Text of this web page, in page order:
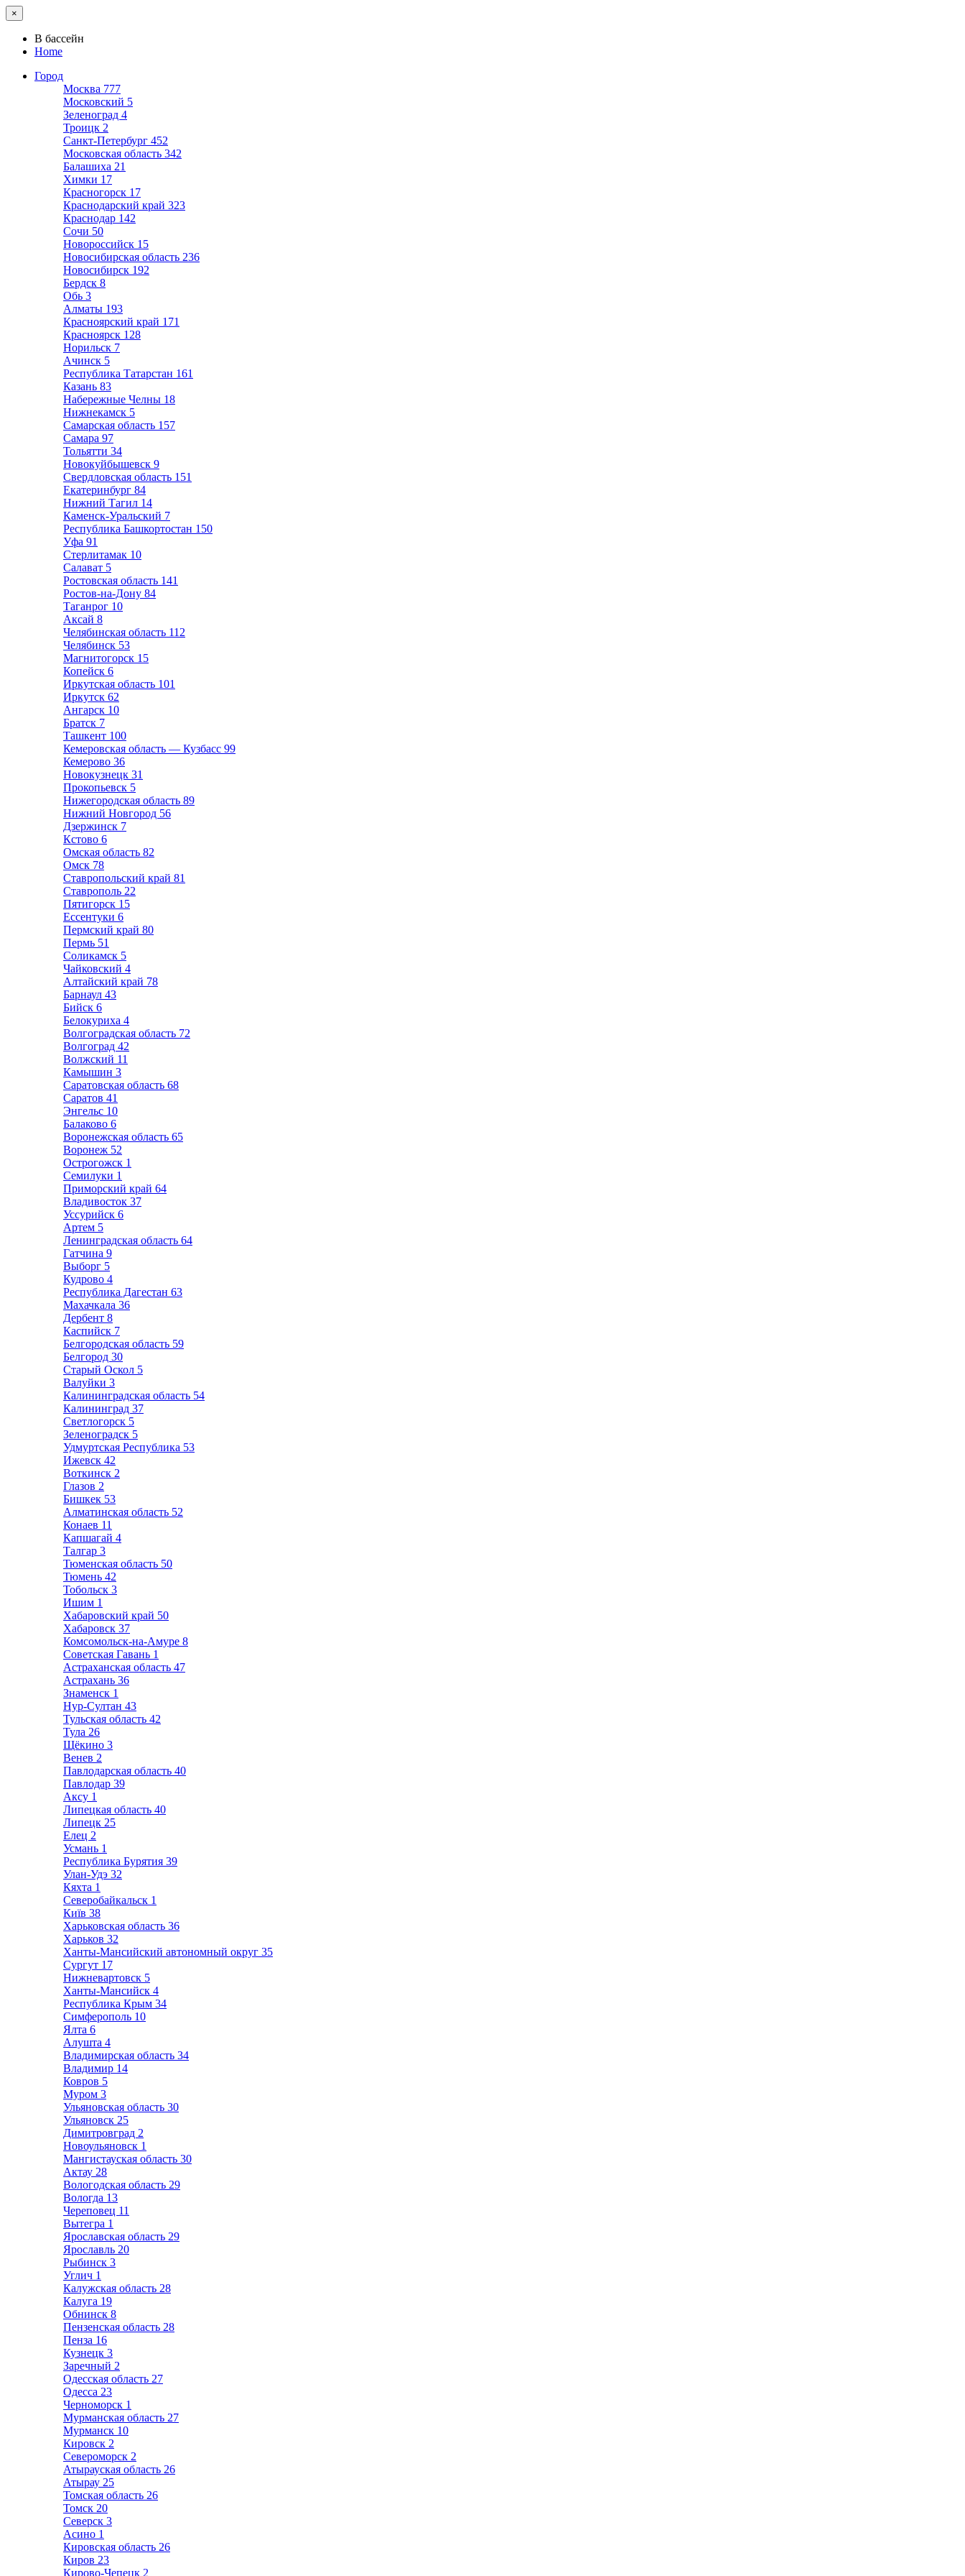
×
В бассейн
Home
Город
Москва 777
Московский 5
Зеленоград 4
Троицк 2
Санкт-Петербург 452
Московская область 342
Балашиха 21
Химки 17
Красногорск 17
Краснодарский край 323
Краснодар 142
Сочи 50
Новороссийск 15
Новосибирская область 236
Новосибирск 192
Бердск 8
Обь 3
Алматы 193
Красноярский край 171
Красноярск 128
Норильск 7
Ачинск 5
Республика Татарстан 161
Казань 83
Набережные Челны 18
Нижнекамск 5
Самарская область 157
Самара 97
Тольятти 34
Новокуйбышевск 9
Свердловская область 151
Екатеринбург 84
Нижний Тагил 14
Каменск-Уральский 7
Республика Башкортостан 150
Уфа 91
Стерлитамак 10
Салават 5
Ростовская область 141
Ростов-на-Дону 84
Таганрог 10
Аксай 8
Челябинская область 112
Челябинск 53
Магнитогорск 15
Копейск 6
Иркутская область 101
Иркутск 62
Ангарск 10
Братск 7
Ташкент 100
Кемеровская область — Кузбасс 99
Кемерово 36
Новокузнецк 31
Прокопьевск 5
Нижегородская область 89
Нижний Новгород 56
Дзержинск 7
Кстово 6
Омская область 82
Омск 78
Ставропольский край 81
Ставрополь 22
Пятигорск 15
Ессентуки 6
Пермский край 80
Пермь 51
Соликамск 5
Чайковский 4
Алтайский край 78
Барнаул 43
Бийск 6
Белокуриха 4
Волгоградская область 72
Волгоград 42
Волжский 11
Камышин 3
Саратовская область 68
Саратов 41
Энгельс 10
Балаково 6
Воронежская область 65
Воронеж 52
Острогожск 1
Семилуки 1
Приморский край 64
Владивосток 37
Уссурийск 6
Артем 5
Ленинградская область 64
Гатчина 9
Выборг 5
Кудрово 4
Республика Дагестан 63
Махачкала 36
Дербент 8
Каспийск 7
Белгородская область 59
Белгород 30
Старый Оскол 5
Валуйки 3
Калининградская область 54
Калининград 37
Светлогорск 5
Зеленоградск 5
Удмуртская Республика 53
Ижевск 42
Воткинск 2
Глазов 2
Бишкек 53
Алматинская область 52
Конаев 11
Капшагай 4
Талгар 3
Тюменская область 50
Тюмень 42
Тобольск 3
Ишим 1
Хабаровский край 50
Хабаровск 37
Комсомольск-на-Амуре 8
Советская Гавань 1
Астраханская область 47
Астрахань 36
Знаменск 1
Нур-Султан 43
Тульская область 42
Тула 26
Щёкино 3
Венев 2
Павлодарская область 40
Павлодар 39
Аксу 1
Липецкая область 40
Липецк 25
Елец 2
Усмань 1
Республика Бурятия 39
Улан-Удэ 32
Кяхта 1
Северобайкальск 1
Київ 38
Харьковская область 36
Харьков 32
Ханты-Мансийский автономный округ 35
Сургут 17
Нижневартовск 5
Ханты-Мансийск 4
Республика Крым 34
Симферополь 10
Ялта 6
Алушта 4
Владимирская область 34
Владимир 14
Ковров 5
Муром 3
Ульяновская область 30
Ульяновск 25
Димитровград 2
Новоульяновск 1
Мангистауская область 30
Актау 28
Вологодская область 29
Вологда 13
Череповец 11
Вытегра 1
Ярославская область 29
Ярославль 20
Рыбинск 3
Углич 1
Калужская область 28
Калуга 19
Обнинск 8
Пензенская область 28
Пенза 16
Кузнецк 3
Заречный 2
Одесская область 27
Одесса 23
Черноморск 1
Мурманская область 27
Мурманск 10
Кировск 2
Североморск 2
Атырауская область 26
Атырау 25
Томская область 26
Томск 20
Северск 3
Асино 1
Кировская область 26
Киров 23
Кирово-Чепецк 2